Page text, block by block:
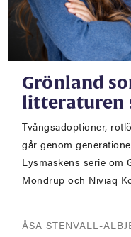
Grönland
litteraturen
Tvångsadoptioner,
går genom
Lysmaskens serie om
Mondrup och Niviaq
ÅSA STENVALL-